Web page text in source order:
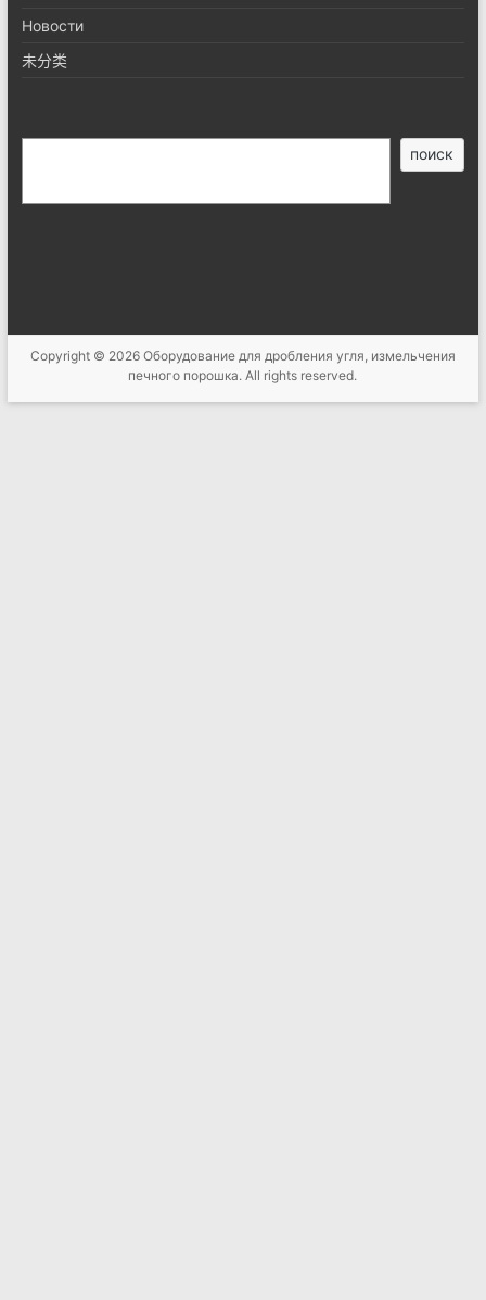
Новости
未分类
поиск
Copyright © 2026 Оборудование для дробления угля, измельчения
печного порошка. All rights reserved.